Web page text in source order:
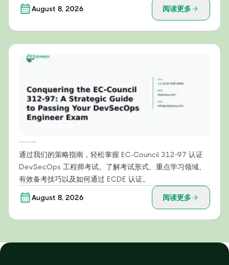
August 8, 2026 阅读更多
通过我们的策略指南，轻松掌握 EC-Council 312-97 认证
DevSecOps 工程师考试。了解考试形式、重点学习领域、
有效备考技巧以及如何通过 ECDE 认证。
August 8, 2026 阅读更多